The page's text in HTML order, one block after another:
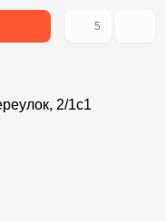
5
2/1с1